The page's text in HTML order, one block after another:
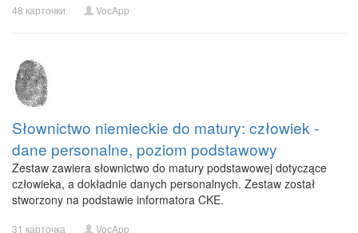
48 карточки VocApp
Słownictwo niemieckie do matury: człowiek -
dane personalne, poziom podstawowy
Zestaw zawiera słownictwo do matury podstawowej dotyczące
człowieka, a dokładnie danych personalnych. Zestaw został
stworzony na podstawie informatora CKE.
31 карточка VocApp